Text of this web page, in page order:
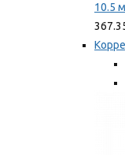
10.5
Мы